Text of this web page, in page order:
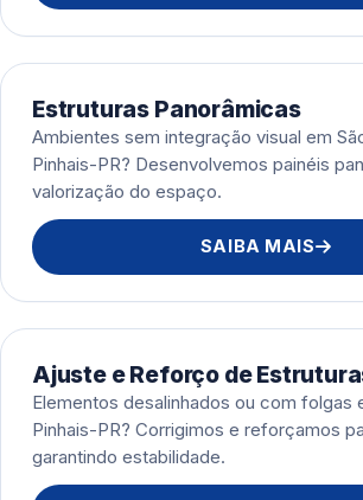
Estruturas Panorâmicas
Ambientes sem integração visual em
Pinhais-PR? Desenvolvemos painéis
valorização do espaço.
SAIBA MAIS
Ajuste e Reforço de
Elementos desalinhados ou com folgas
Pinhais-PR? Corrigimos e reforçamos
garantindo estabilidade.